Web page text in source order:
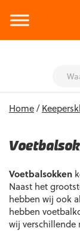
Home/
Voetbalsokken
Naast het
hebben wij ook
hebben
wij verschillende